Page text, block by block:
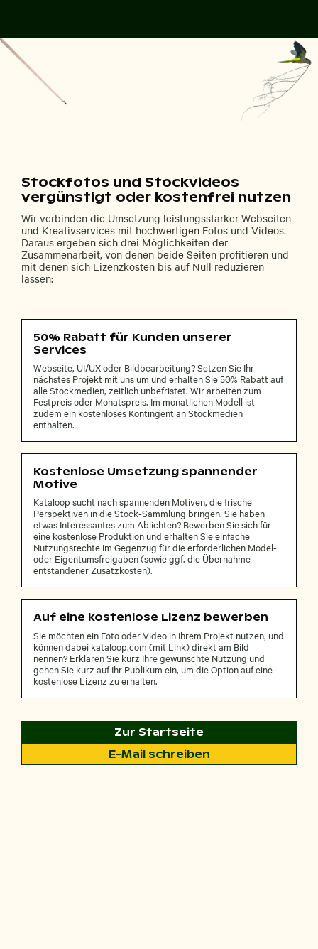
Stockfotos und Stockvideos
vergünstigt oder kostenfrei nutzen
Wir verbinden die Umsetzung leistungsstarker Webseiten
und Kreativservices mit hochwertigen Fotos und Videos.
Daraus ergeben sich drei Möglichkeiten der
Zusammenarbeit, von denen beide Seiten profitieren und
mit denen sich Lizenzkosten bis auf Null reduzieren
lassen:
50% Rabatt für Kunden unserer
Services
Webseite, UI/UX oder Bildbearbeitung? Setzen Sie Ihr
nächstes Projekt mit uns um und erhalten Sie 50% Rabatt auf
alle Stockmedien, zeitlich unbefristet. Wir arbeiten zum
Festpreis oder Monatspreis. Im monatlichen Modell ist
zudem ein kostenloses Kontingent an Stockmedien
enthalten.
Kostenlose Umsetzung spannender
Motive
Kataloop sucht nach spannenden Motiven, die frische
Perspektiven in die Stock-Sammlung bringen. Sie haben
etwas Interessantes zum Ablichten? Bewerben Sie sich für
eine kostenlose Produktion und erhalten Sie einfache
Nutzungsrechte im Gegenzug für die erforderlichen Model-
oder Eigentumsfreigaben (sowie ggf. die Übernahme
entstandener Zusatzkosten).
Auf eine kostenlose Lizenz bewerben
Sie möchten ein Foto oder Video in Ihrem Projekt nutzen, und
können dabei kataloop.com (mit Link) direkt am Bild
nennen? Erklären Sie kurz Ihre gewünschte Nutzung und
gehen Sie kurz auf Ihr Publikum ein, um die Option auf eine
kostenlose Lizenz zu erhalten.
Zur Startseite
E-Mail schreiben